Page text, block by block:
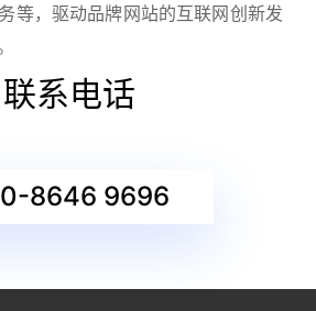
等，驱动品牌网站的互联网创新发
联系电话
8646 9696